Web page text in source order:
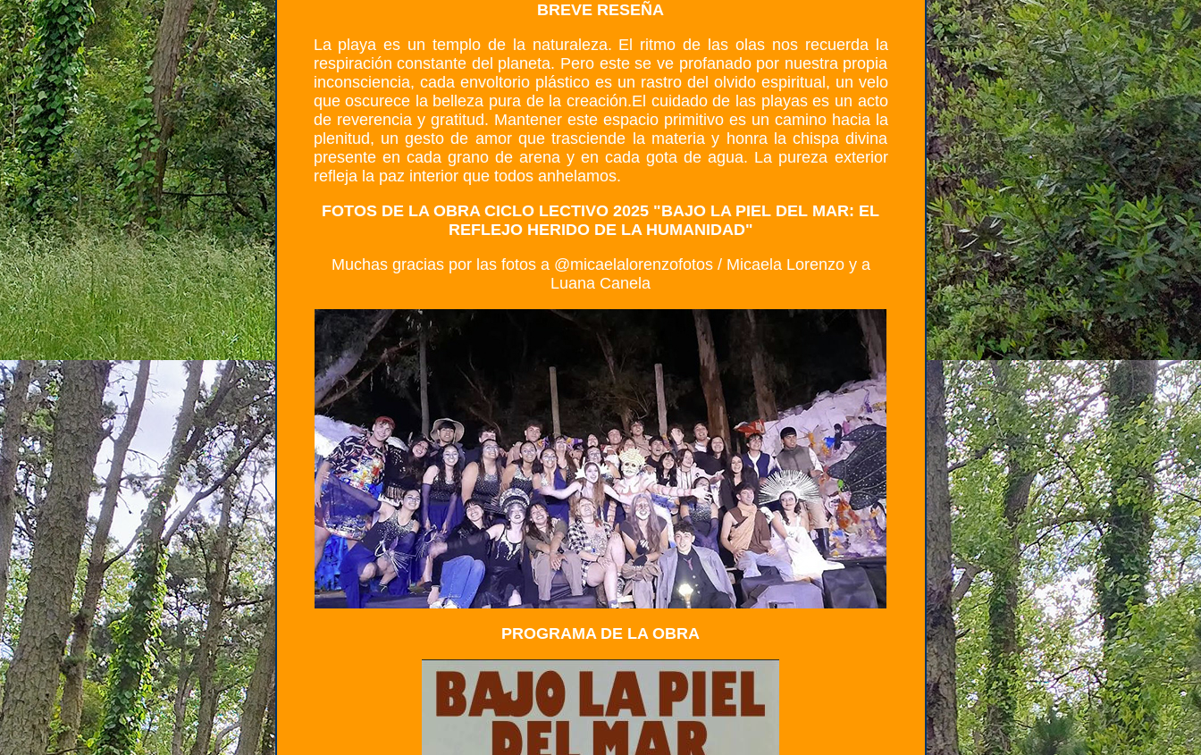
BREVE RESEÑA
La playa es un templo de la naturaleza. El ritmo de las olas nos recuerda la
respiración constante del planeta. Pero este se ve profanado por nuestra propia
inconsciencia, cada envoltorio plástico es un rastro del olvido espiritual, un velo
que oscurece la belleza pura de la creación.El cuidado de las playas es un acto
de reverencia y gratitud. Mantener este espacio primitivo es un camino hacia la
plenitud, un gesto de amor que trasciende la materia y honra la chispa divina
presente en cada grano de arena y en cada gota de agua. La pureza exterior
refleja la paz interior que todos anhelamos.
FOTOS DE LA OBRA CICLO LECTIVO 2025 "BAJO LA PIEL DEL MAR: EL
REFLEJO HERIDO DE LA HUMANIDAD"
Muchas gracias por las fotos a @micaelalorenzofotos / Micaela Lorenzo y a
Luana Canela
PROGRAMA DE LA OBRA